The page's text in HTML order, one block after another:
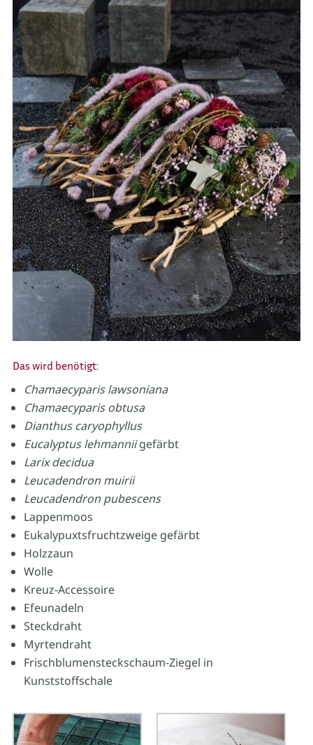
Das wird benötigt:
Chamaecyparis lawsoniana
Chamaecyparis obtusa
Dianthus caryophyllus
Eucalyptus lehmanniigefärbt
Larix decidua
Leucadendron muirii
Leucadendron pubescens
Lappenmoos
Eukalypuxtsfruchtzweige gefärbt
Holzzaun
Wolle
Kreuz-Accessoire
Efeunadeln
Steckdraht
Myrtendraht
Frischblumensteckschaum-Ziegel in
Kunststoffschale